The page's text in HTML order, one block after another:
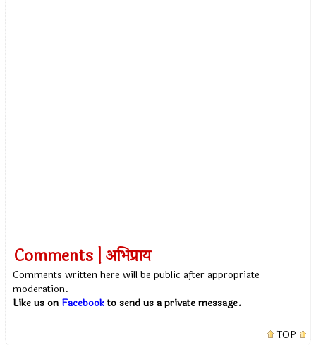
Comments | अभिप्राय
Comments written here will be public after appropriate
moderation.
Like us on Facebookto send us a private message.
TOP